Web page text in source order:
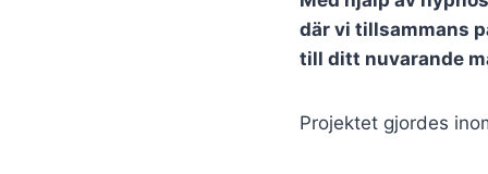
där vi tillsammans
till ditt nuvarande
Projektet gjordes